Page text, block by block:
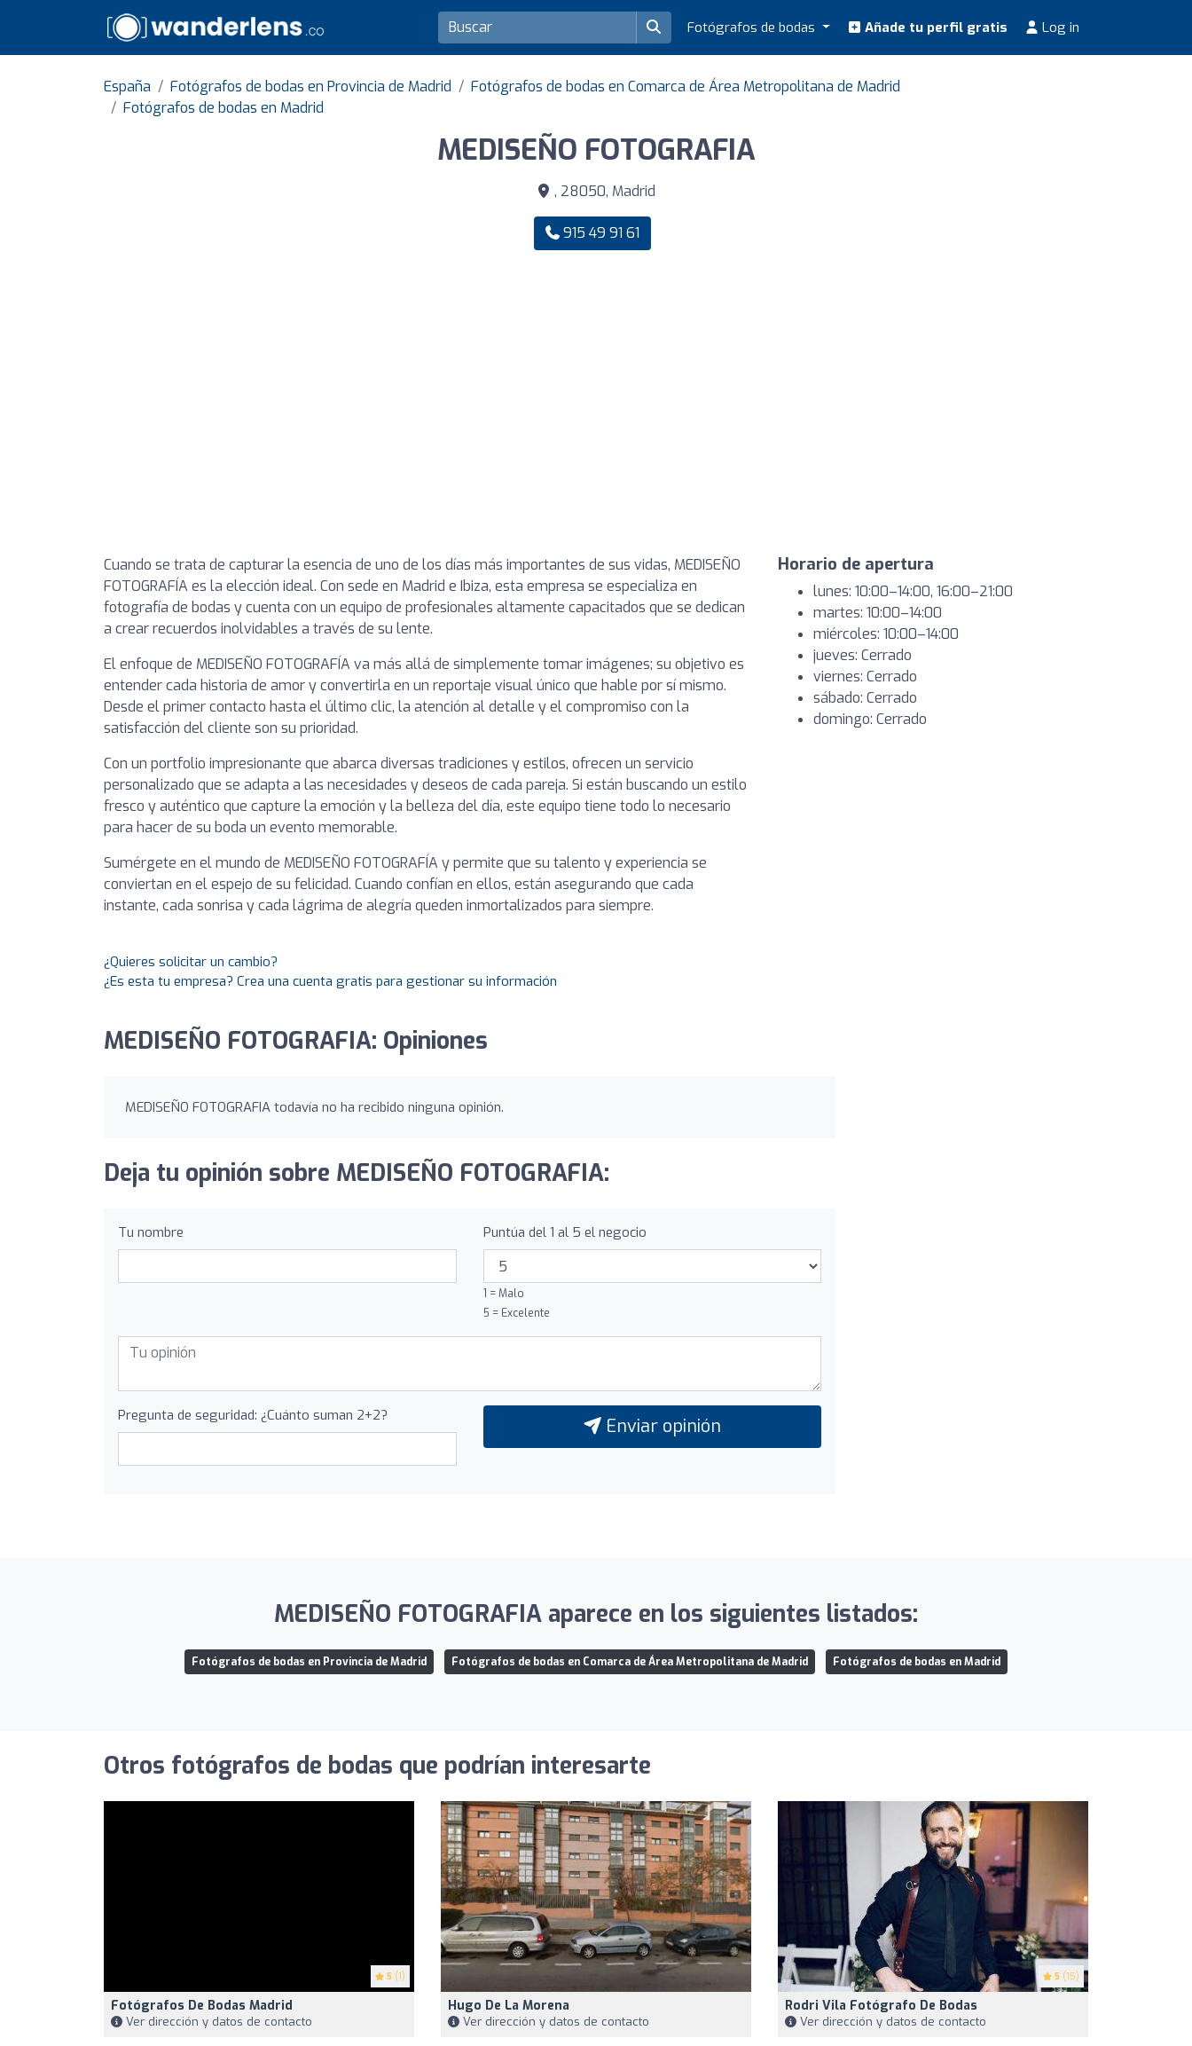
Fotógrafos de bodas Añade tu perfil gratis Log in
España Fotógrafos de bodas en Provincia de Madrid
Fotógrafos de bodas en Comarca de Área Metropolitana de Madrid
Fotógrafos de bodas en Madrid
MEDISEÑO FOTOGRAFIA
, 28050, Madrid
915 49 91 61
Cuando se trata de capturar la esencia de uno de los días más importantes de sus vidas, MEDISEÑO
FOTOGRAFÍA es la elección ideal. Con sede en Madrid e Ibiza, esta empresa se especializa en
fotografía de bodas y cuenta con un equipo de profesionales altamente capacitados que se dedican
a crear recuerdos inolvidables a través de su lente.
El enfoque de MEDISEÑO FOTOGRAFÍA va más allá de simplemente tomar imágenes; su objetivo es
entender cada historia de amor y convertirla en un reportaje visual único que hable por sí mismo.
Desde el primer contacto hasta el último clic, la atención al detalle y el compromiso con la
satisfacción del cliente son su prioridad.
Con un portfolio impresionante que abarca diversas tradiciones y estilos, ofrecen un servicio
personalizado que se adapta a las necesidades y deseos de cada pareja. Si están buscando un estilo
fresco y auténtico que capture la emoción y la belleza del día, este equipo tiene todo lo necesario
para hacer de su boda un evento memorable.
Sumérgete en el mundo de MEDISEÑO FOTOGRAFÍA y permite que su talento y experiencia se
conviertan en el espejo de su felicidad. Cuando confían en ellos, están asegurando que cada
instante, cada sonrisa y cada lágrima de alegría queden inmortalizados para siempre.
Horario de apertura
lunes: 10:00–14:00, 16:00–21:00
martes: 10:00–14:00
miércoles: 10:00–14:00
jueves: Cerrado
viernes: Cerrado
sábado: Cerrado
domingo: Cerrado
¿Quieres solicitar un cambio?
¿Es esta tu empresa? Crea una cuenta gratis para gestionar su información
MEDISEÑO FOTOGRAFIA: Opiniones
MEDISEÑO FOTOGRAFIA todavía no ha recibido ninguna opinión.
Deja tu opinión sobre MEDISEÑO FOTOGRAFIA:
Tu nombre Puntúa del 1 al 5 el negocio
1 = Malo
5 = Excelente
Pregunta de seguridad: ¿Cuánto suman 2+2? Enviar opinión
MEDISEÑO FOTOGRAFIA aparece en los siguientes listados:
Fotógrafos de bodas en Provincia de Madrid Fotógrafos de bodas en Comarca de Área Metropolitana de Madrid Fotógrafos de bodas en Madrid
Otros fotógrafos de bodas que podrían interesarte
5 (1)
Fotógrafos De Bodas Madrid
Ver dirección y datos de contacto
Hugo De La Morena
Ver dirección y datos de contacto
5 (15)
Rodri Vila Fotógrafo De Bodas
Ver dirección y datos de contacto